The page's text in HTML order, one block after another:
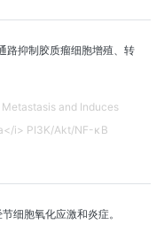
路抑制胶质瘤细胞增殖、转
and Induces
i> PI3K/Akt/NF-κB
细胞氧化应激和炎症。